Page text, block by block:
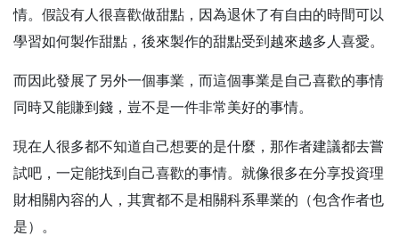
情。假設有人很喜歡做甜點，因為退休了有自由的時間可以
學習如何製作甜點，後來製作的甜點受到越來越多人喜愛。
而因此發展了另外一個事業，而這個事業是自己喜歡的事情
同時又能賺到錢，豈不是一件非常美好的事情。
現在人很多都不知道自己想要的是什麼，那作者建議都去嘗
試吧，一定能找到自己喜歡的事情。就像很多在分享投資理
財相關內容的人，其實都不是相關科系畢業的（包含作者也
是）。